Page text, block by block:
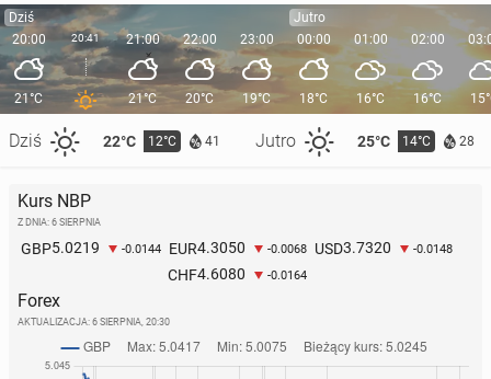
Dziś
20:00
21°C
Dziś 22°C 12°C 41 Jutro 25°C 14°C 28
20:41 21:00
21°C
22:00
20°C
23:00
19°C
Jutro
00:00
18°C
01:00
16°C
02:00
16°C
Kurs NBP
Z DNIA: 6 SIERPNIA
GBP5.0219 -0.0144 EUR4.3050 -0.0068 USD3.7320 -0.0148
CHF4.6080 -0.0164
Forex
AKTUALIZACJA: 6 SIERPNIA, 20:30